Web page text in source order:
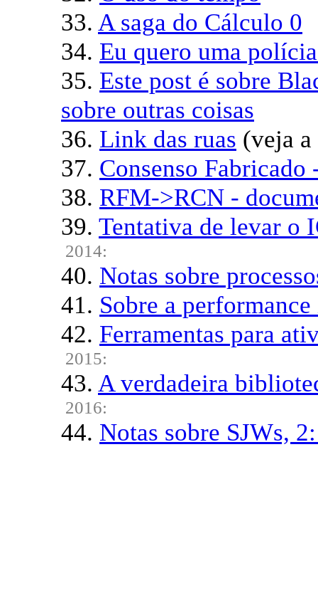
33. A saga do Cálculo 0
34. Eu quero uma
35. Este post é sobre
sobre outras coisas
36. Link das ruas (veja
37. Consenso
38. RFM->RCN -
39. Tentativa de levar o
2014:
40. Notas sobre
41. Sobre a
42. Ferramentas para
2015:
43. A verdadeira
2016:
44. Notas sobre SJWs,